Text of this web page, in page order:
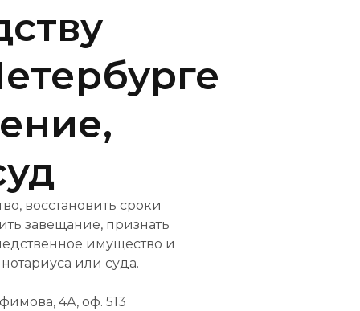
восстановить сроки
завещание, признать
имущество и
или суда.
4А, оф. 513